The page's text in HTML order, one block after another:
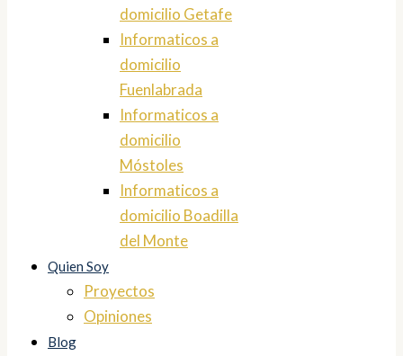
domicilio Getafe
Informaticos a
domicilio
Fuenlabrada
Informaticos a
domicilio
Móstoles
Informaticos a
domicilio Boadilla
del Monte
Quien Soy
Proyectos
Opiniones
Blog